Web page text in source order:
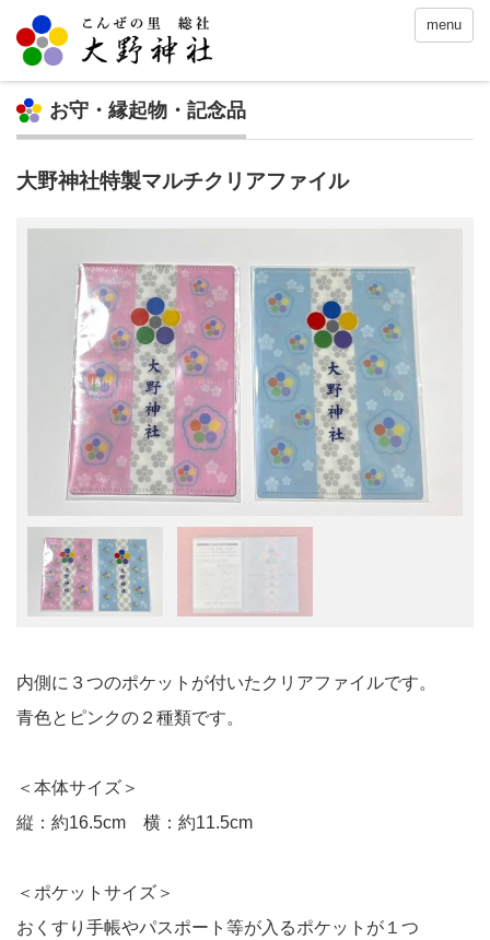
menu
お守・縁起物・記念品
大野神社特製マルチクリアファイル
内側に３つのポケットが付いたクリアファイルです。
青色とピンクの２種類です。
＜本体サイズ＞
縦：約16.5cm 横：約11.5cm
＜ポケットサイズ＞
おくすり手帳やパスポート等が入るポケットが１つ